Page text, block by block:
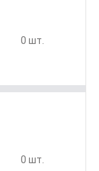
0 шт.
0 шт.